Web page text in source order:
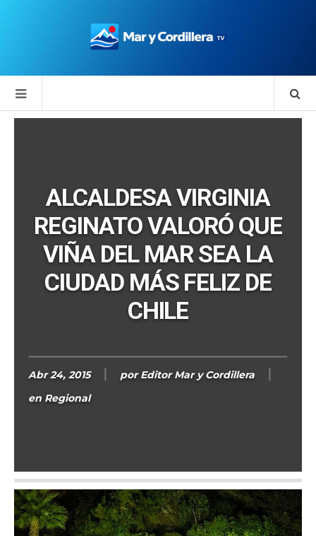
ALCALDESA VIRGINIA
REGINATO VALORÓ QUE
VIÑA DEL MAR SEA LA
CIUDAD MÁS FELIZ DE
CHILE
Abr 24, 2015 por Editor Mar y Cordillera
en Regional